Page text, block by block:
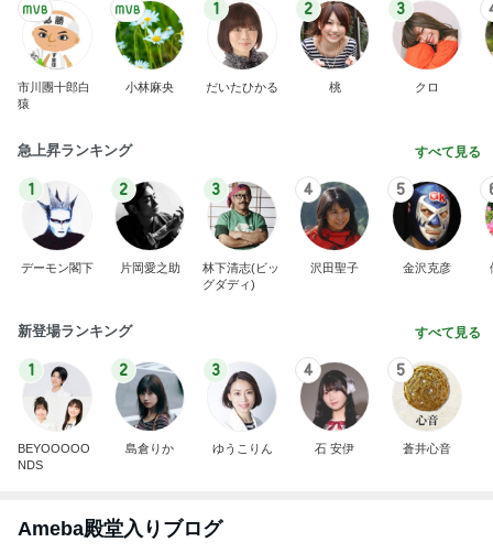
市川團十郎白
猿
小林麻央
1
だいたひかる
2
桃
3
クロ
急上昇ランキング すべて見る
1
デーモン閣下
2
片岡愛之助
3
林下清志(ビッ
グダディ)
4
沢田聖子
5
金沢克彦
新登場ランキング すべて見る
1
BEYOOOOO
NDS
2
島倉りか
3
ゆうこりん
4
石 安伊
5
蒼井心音
Ameba殿堂入りブログ